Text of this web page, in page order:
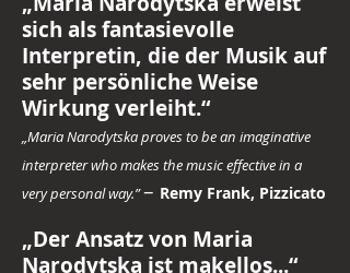
sich als fantasievolle
Interpretin, die der Musik auf
sehr persönliche Weise
Wirkung verleiht.“
„Maria Narodytska proves to be an imaginative
interpreter who makes the music effective in a
very personal way.”– Remy Frank, Pizzicato
„Der Ansatz von Maria
Narodytska ist makellos...“